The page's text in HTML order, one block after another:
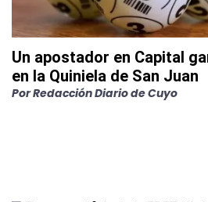
Un apostador en Capital
en la Quiniela de San Juan
PorRedacción Diario de Cuyo